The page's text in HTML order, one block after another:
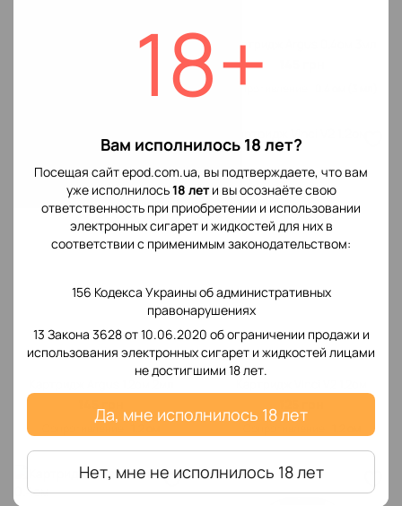
18+
Вам исполнилось 18 лет?
Посещая сайт epod.com.ua, вы подтверждаете, что вам
уже исполнилось18 лети вы осознаёте свою
ответственность при приобретении и использовании
электронных сигарет и жидкостей для них в
соответствии с применимым законодательством:
156 Кодекса Украины об административных
правонарушениях
13 Закона 3628 от 10.06.2020 об ограничении продажи и
использования электронных сигарет и жидкостей лицами
не достигшими 18 лет.
Да, мне исполнилось 18 лет
Нет, мне не исполнилось 18 лет
Картридж RF350/Mate500 Картридж Argus 0.4ом 3мл
Сопротивление‌
Сопротивление‌